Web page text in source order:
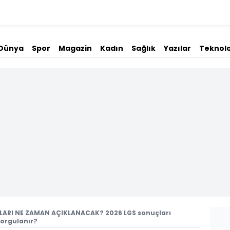
Spor Magazin Kadın Sağlık Yazılar
NE ZAMAN AÇIKLANACAK? 2026 LGS sonuçları